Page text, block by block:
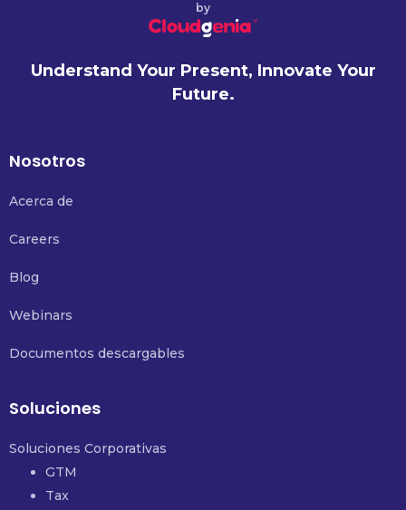
by
Understand Your Present, Innovate Your
Future.
Nosotros
Acerca de
Careers
Blog
Webinars
Documentos descargables
Soluciones
Soluciones Corporativas
GTM
Tax